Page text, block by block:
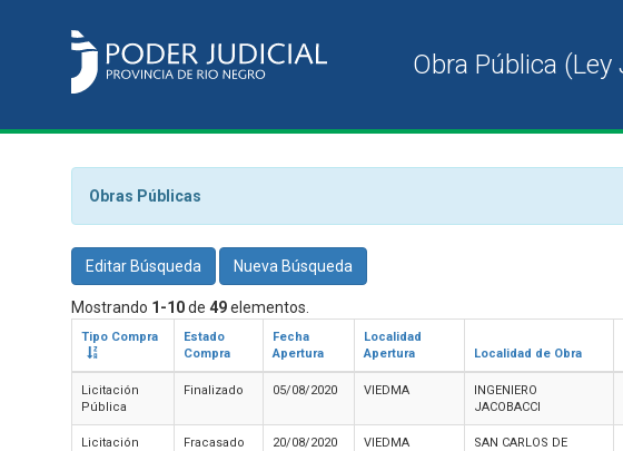
Obras Públicas
Editar Búsqueda Nueva Búsqueda
Mostrando 1-10de 49elementos.
Tipo Compra
Estado
Compra
Fecha
Apertura
Localidad
Apertura
Localidad de Obra
Licitación
Pública
Finalizado 05/08/2020 VIEDMA
INGENIERO
JACOBACCI
Licitación
Fracasado 20/08/2020 VIEDMA
SAN CARLOS DE